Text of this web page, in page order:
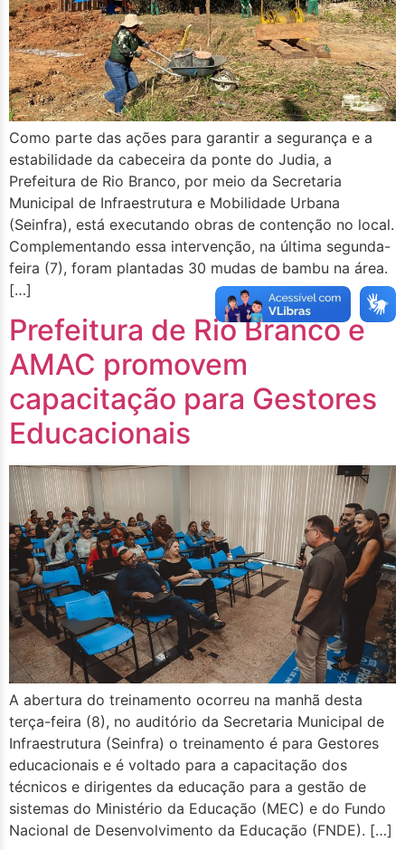
Como parte das ações para garantir a segurança e a
estabilidade da cabeceira da ponte do Judia, a
Prefeitura de Rio Branco, por meio da Secretaria
Municipal de Infraestrutura e Mobilidade Urbana
(Seinfra), está executando obras de contenção no local.
Complementando essa intervenção, na última segunda-
feira (7), foram plantadas 30 mudas de bambu na área.
[…]
Prefeitura de Rio Branco e
AMAC promovem
capacitação para Gestores
Educacionais
A abertura do treinamento ocorreu na manhã desta
terça-feira (8), no auditório da Secretaria Municipal de
Infraestrutura (Seinfra) o treinamento é para Gestores
educacionais e é voltado para a capacitação dos
técnicos e dirigentes da educação para a gestão de
sistemas do Ministério da Educação (MEC) e do Fundo
Nacional de Desenvolvimento da Educação (FNDE). […]